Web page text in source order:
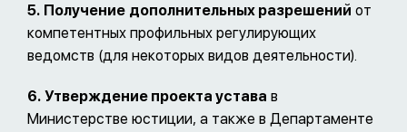
5. Получение дополнительных разрешений от
компетентных профильных регулирующих
ведомств (для некоторых видов деятельности).
6. Утверждение проекта устава в
Министерстве юстиции, а также в Департаменте